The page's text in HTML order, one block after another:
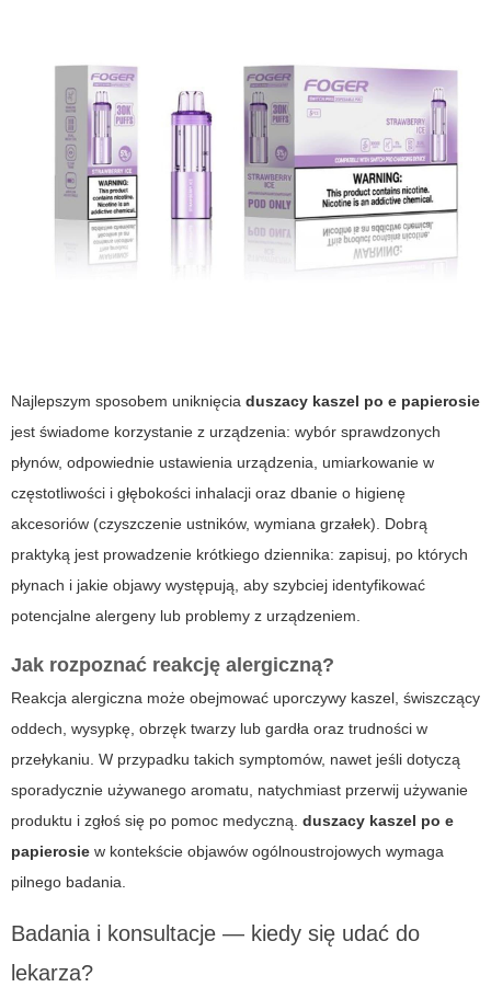
Najlepszym sposobem uniknięcia duszacy kaszel po e papierosie
jest świadome korzystanie z urządzenia: wybór sprawdzonych
płynów, odpowiednie ustawienia urządzenia, umiarkowanie w
częstotliwości i głębokości inhalacji oraz dbanie o higienę
akcesoriów (czyszczenie ustników, wymiana grzałek). Dobrą
praktyką jest prowadzenie krótkiego dziennika: zapisuj, po których
płynach i jakie objawy występują, aby szybciej identyfikować
potencjalne alergeny lub problemy z urządzeniem.
Jak rozpoznać reakcję alergiczną?
Reakcja alergiczna może obejmować uporczywy kaszel, świszczący
oddech, wysypkę, obrzęk twarzy lub gardła oraz trudności w
przełykaniu. W przypadku takich symptomów, nawet jeśli dotyczą
sporadycznie używanego aromatu, natychmiast przerwij używanie
produktu i zgłoś się po pomoc medyczną. duszacy kaszel po e
papierosie w kontekście objawów ogólnoustrojowych wymaga
pilnego badania.
Badania i konsultacje — kiedy się udać do
lekarza?